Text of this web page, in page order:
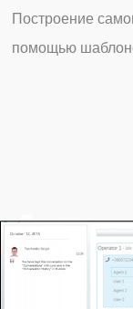
Построение
помощью